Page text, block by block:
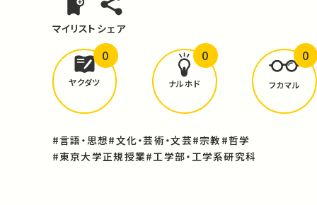
マイリスト シェア
どんな学びがありましたか？
ヤクダツ
0
ナルホド
0
フカマル
0
#言語・思想#文化・芸術・文芸#宗教 #哲学
#東京大学正規授業#工学部・工学系研究科